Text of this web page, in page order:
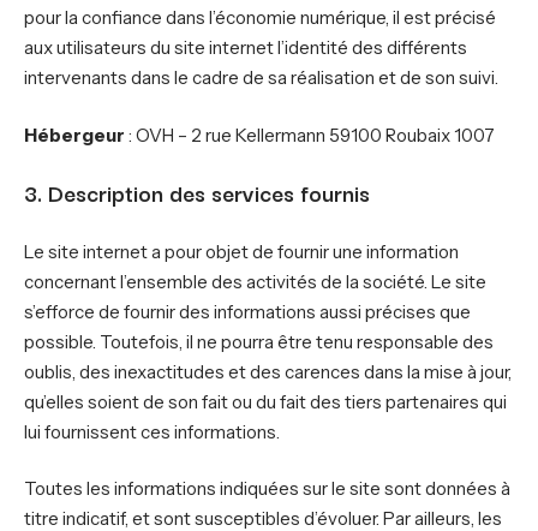
pour la confiance dans l’économie numérique, il est précisé
aux utilisateurs du site internet l’identité des différents
intervenants dans le cadre de sa réalisation et de son suivi.
Hébergeur : OVH – 2 rue Kellermann 59100 Roubaix 1007
3. Description des services fournis
Le site internet a pour objet de fournir une information
concernant l’ensemble des activités de la société. Le site
s’efforce de fournir des informations aussi précises que
possible. Toutefois, il ne pourra être tenu responsable des
oublis, des inexactitudes et des carences dans la mise à jour,
qu’elles soient de son fait ou du fait des tiers partenaires qui
lui fournissent ces informations.
Toutes les informations indiquées sur le site sont données à
titre indicatif, et sont susceptibles d’évoluer. Par ailleurs, les